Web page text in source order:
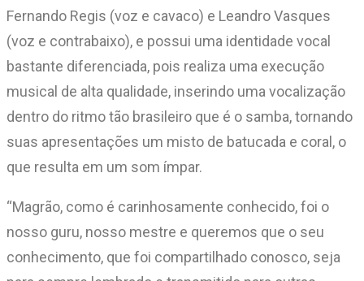
Fernando Regis (voz e cavaco) e Leandro Vasques
(voz e contrabaixo), e possui uma identidade vocal
bastante diferenciada, pois realiza uma execução
musical de alta qualidade, inserindo uma vocalização
dentro do ritmo tão brasileiro que é o samba, tornando
suas apresentações um misto de batucada e coral, o
que resulta em um som ímpar.
“Magrão, como é carinhosamente conhecido, foi o
nosso guru, nosso mestre e queremos que o seu
conhecimento, que foi compartilhado conosco, seja